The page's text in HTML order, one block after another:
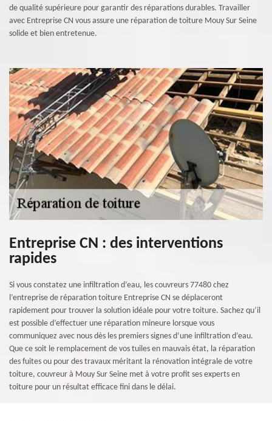
de qualité supérieure pour garantir des réparations durables. Travailler
avec Entreprise CN vous assure une réparation de toiture Mouy Sur Seine
solide et bien entretenue.
Entreprise CN : des interventions
rapides
Si vous constatez une infiltration d’eau, les couvreurs 77480 chez
l’entreprise de réparation toiture Entreprise CN se déplaceront
rapidement pour trouver la solution idéale pour votre toiture. Sachez qu’il
est possible d’effectuer une réparation mineure lorsque vous
communiquez avec nous dès les premiers signes d’une infiltration d’eau.
Que ce soit le remplacement de vos tuiles en mauvais état, la réparation
des fuites ou pour des travaux méritant la rénovation intégrale de votre
toiture, couvreur à Mouy Sur Seine met à votre profit ses experts en
toiture pour un résultat efficace fini dans le délai.